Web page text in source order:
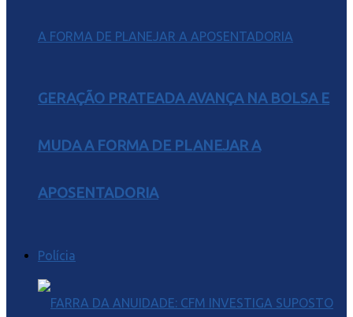
GERAÇÃO PRATEADA AVANÇA NA BOLSA E
MUDA A FORMA DE PLANEJAR A
APOSENTADORIA
Polícia